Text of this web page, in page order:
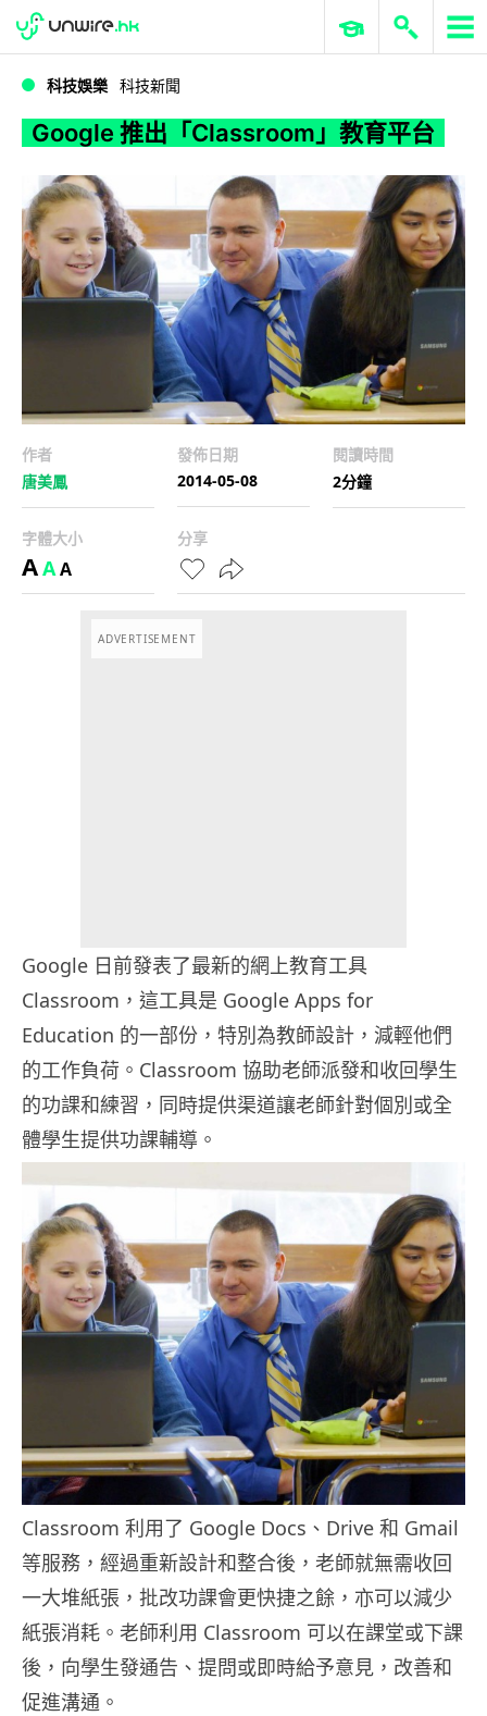
Google 推出「Classroom」教育平台
WWDC 2026 ERP 與商業 AI
科技娛樂 科技新聞
Google 推出「Classroom」教育平台
作者
唐美鳳
發佈日期
2014-05-08
閱讀時間
2分鐘
字體大小
AAA
分享
ADVERTISEMENT
Google 日前發表了最新的網上教育工具
Classroom，這工具是 Google Apps for
Education 的一部份，特別為教師設計，減輕他們
的工作負荷。Classroom 協助老師派發和收回學生
的功課和練習，同時提供渠道讓老師針對個別或全
體學生提供功課輔導。
Classroom 利用了 Google Docs、Drive 和 Gmail
等服務，經過重新設計和整合後，老師就無需收回
一大堆紙張，批改功課會更快捷之餘，亦可以減少
紙張消耗。老師利用 Classroom 可以在課堂或下課
後，向學生發通告、提問或即時給予意見，改善和
促進溝通。